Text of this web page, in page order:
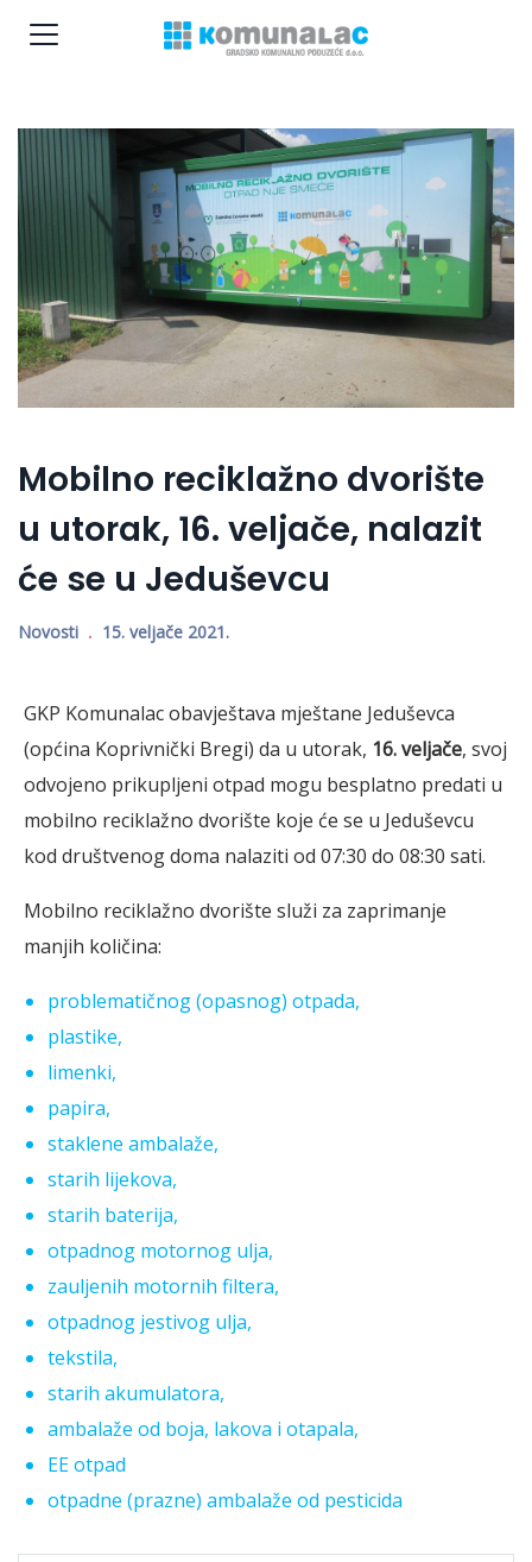
Mobilno reciklažno dvorište
u utorak, 16. veljače, nalazit
će se u Jeduševcu
Novosti 15. veljače 2021.
GKP Komunalac obavještava mještane Jeduševca
(općina Koprivnički Bregi) da u utorak, 16. veljače, svoj
odvojeno prikupljeni otpad mogu besplatno predati u
mobilno reciklažno dvorište koje će se u Jeduševcu
kod društvenog doma nalaziti od 07:30 do 08:30 sati.
Mobilno reciklažno dvorište služi za zaprimanje
manjih količina:
problematičnog (opasnog) otpada,
plastike,
limenki,
papira,
staklene ambalaže,
starih lijekova,
starih baterija,
otpadnog motornog ulja,
zauljenih motornih filtera,
otpadnog jestivog ulja,
tekstila,
starih akumulatora,
ambalaže od boja, lakova i otapala,
EE otpad
otpadne (prazne) ambalaže od pesticida